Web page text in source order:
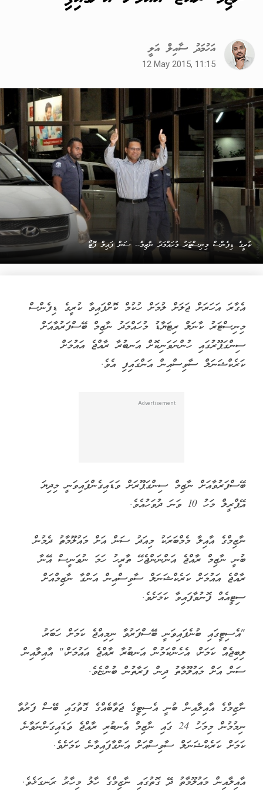
އަހުމަދު ސާއިލް އަލީ
12 May 2015, 11:15
ކުރީގެ ޑިފެންސް މިނިސްޓަރު މުހައްމަދު ނާޒިމް-- ސަން ފައިލް ފޮޓޯ
އެގާރަ އަހަރަށް ޖަލަށް ލުމަށް ހުކުމް ކޮށްފައިވާ ކުރީގެ ޑިފެންސް
މިނިސްޓަރު ކާނަލް ރިޓަޔާޑު މުހައްމަދު ނާޒިމް ބޭސްފަރުވާއަށް
ސިންގަޕޫރުގައި ހުންނަވަނިކޮށް އަނބުރާ ރާއްޖެ އައުމަށް
ކަރެކްޝަނަލް ސާވިސްއިން އަންގައިފި އެވެ.
ބޭސްފަރުވާއަށް ނާޒިމް ސިންގަޕޫރަށް ވަޑައިގެންފައިވަނީ މިދިޔަ
އޭޕްރީލް މަހު 10 ވަނަ ދުވަހުއެވެ.
ނާޒިމްގެ އާއިލާ މެމްބަރަކު މިއަދު ސަން އަށް މައުލޫމާތު ދެމުން
ބުނީ ނާޒިމް ރާއްޖެ އަންނަންޖެހޭ ތާރީހު ހަމަ ނުވަނީސް އޭނާ
ރާއްޖެ އައުމަށް ކަރެކްޝަނަލް ސާވިސްއިން އަންގާ ނާޒިމްއަށް
ސިޓީއެއް ފޮނުވާފައިވާ ކަމަށެވެ.
"އެސިޓީގައި ބުނެފައިވަނީ ބޭސްފަރުވާ ނިމިއްޖެ ކަމަށް ހަބަރު
ލިބިޖެއް ކަމަށް، އެހެންކަމުން އަނބުރާ ރާއްޖެ އައުމަށް،" އާއިލާއިން
ސަން އަށް މައުލޫމާތު ދިން ފަރާތުން ބުންޏެވެ.
ނާޒިމްގެ އާއިލާއިން ބުނީ އެސިޓީގެ ޖަވާބެއްގެ ގޮތުގައި ބޭސް ފަރުވާ
ނިމުމުން މިމަހު 24 ގައި ނާޒިމް އެނބުރި ރާއްޖެ ވަޑައިގަންނަވާނެ
ކަމަށް ކަރެކްޝަނަލް ސާވިސްއަށް އަންގާފައިވާނެ ކަމަށެވެ.
އާއިލާއިން މައުލޫމާތު ދޭ ގޮތުގައި ނާޒިމްގެ ހާލު މިހާރު ރަނގަޅެވެ.